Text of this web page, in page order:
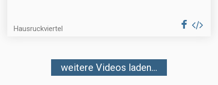
Hausruckviertel
weitere Videos laden...